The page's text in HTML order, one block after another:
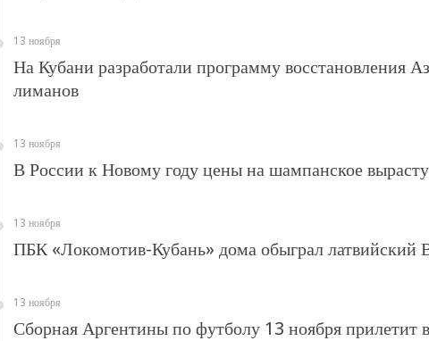
13 ноября
На Кубани разработали программу восстановления
лиманов
13 ноября
В России к Новому году цены на шампанское
13 ноября
ПБК «Локомотив-Кубань» дома обыграл латвийский
13 ноября
Сборная Аргентины по футболу 13 ноября прилетит